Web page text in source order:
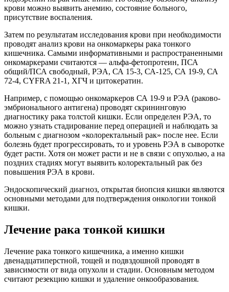
крови можно выявить анемию, состояние больного,
присутствие воспаления.
Затем по результатам исследования крови при необходимости
проводят анализ крови на онкомаркеры рака тонкого
кишечника. Самыми информативными и распространенными
онкомаркерами считаются — альфа-фетопротеин, ПСА
общий/ПСА свободный, РЭА, СА 15-3, СА-125, СА 19-9, СА
72-4, CYFRA 21-1, ХГЧ и цитокератин.
Например, с помощью онкомаркеров СА 19-9 и РЭА (раково-
эмбрионального антигена) проводят скрининговую
диагностику рака толстой кишки. Если определен РЭА, то
можно узнать стадирование перед операцией и наблюдать за
больным с диагнозом «колоректальный рак» после нее. Если
болезнь будет прогрессировать, то и уровень РЭА в сыворотке
будет расти. Хотя он может расти и не в связи с опухолью, а на
поздних стадиях могут выявить колоректальный рак без
повышения РЭА в крови.
Эндоскопический диагноз, открытая биопсия кишки являются
основными методами для подтверждения онкологии тонкой
кишки.
Лечение рака тонкой кишки
Лечение рака тонкого кишечника, а именно кишки
двенадцатиперстной, тощей и подвздошной проводят в
зависимости от вида опухоли и стадии. Основным методом
считают резекцию кишки и удаление онкообразования.